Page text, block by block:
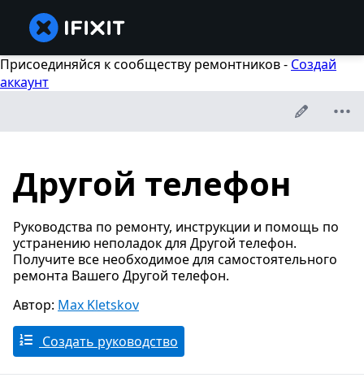
Присоединяйся к сообществу ремонтников - Создай
аккаунт
Другой телефон
Руководства по ремонту, инструкции и помощь по
устранению неполадок для Другой телефон.
Получите все необходимое для самостоятельного
ремонта Вашего Другой телефон.
Автор: Max Kletskov
Создать руководство